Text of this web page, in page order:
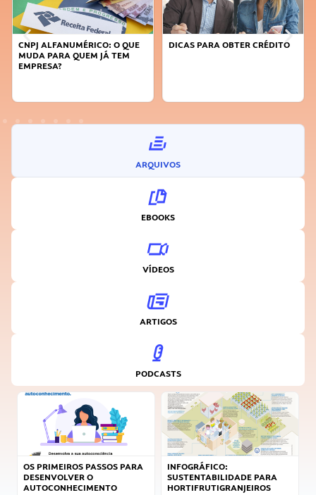
ALFANUMÉRICO: O QUE
PARA QUEM JÁ TEM
DICAS PARA OBTER CRÉDITO
FAÇA
ARQUIVOS
EBOOKS
VÍDEOS
ARTIGOS
PODCASTS
OS PRIMEIROS PASSOS PARA
DESENVOLVER O
AUTOCONHECIMENTO
INFOGRÁFICO:
SUSTENTABILIDADE PARA
HORTIFRUTIGRANJEIROS